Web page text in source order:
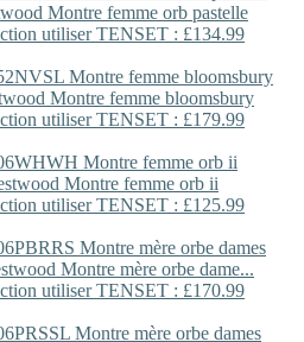
Montre femme orb pastelle
utiliser TENSET : £134.99
Montre femme bloomsbury
utiliser TENSET : £179.99
Montre femme orb ii
utiliser TENSET : £125.99
Montre mère orbe dame...
utiliser TENSET : £170.99